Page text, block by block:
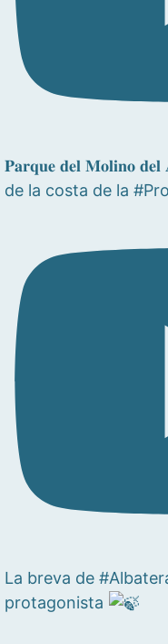
𝐏𝐚𝐫𝐪𝐮𝐞 𝐝𝐞𝐥 𝐌𝐨𝐥𝐢𝐧𝐨
de la costa de la
La breva de
protagonista